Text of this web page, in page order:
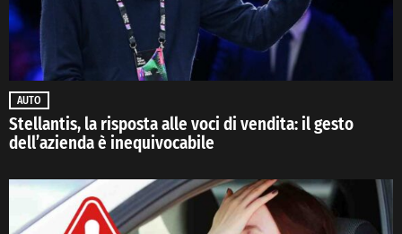
AUTO
Stellantis, la risposta alle voci di vendita: il gesto
dell’azienda è inequivocabile